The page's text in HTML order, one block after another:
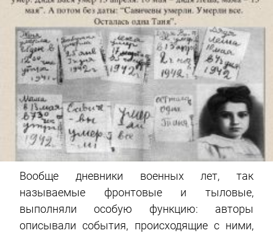
Вообще дневники военных лет, так
называемые фронтовые и тыловые,
выполняли особую функцию: авторы
описывали события, происходящие с ними,